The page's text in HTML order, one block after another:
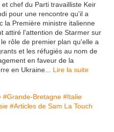
chef du Parti travailliste Keir
pour une rencontre qu'il a
la Première ministre italienne
attiré l'attention de Starmer sur
rôle de premier plan qu'elle a
et les réfugiés au nom de
en faveur de la
en Ukraine...
Lire la suite
#Grande-Bretagne #Italie
#Articles de Sam La Touch